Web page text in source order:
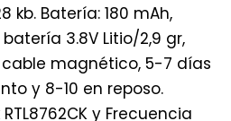
kb. Batería: 180 mAh,
3.8V Litio/2,9 gr,
magnético, 5-7 días
y 8-10 en reposo.
y Frecuencia